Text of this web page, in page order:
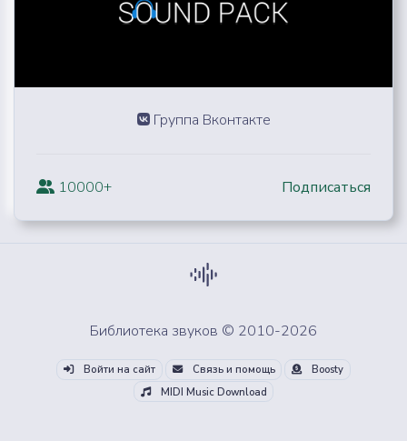
Группа Вконтакте
10000+ Подписаться
Библиотека звуков © 2010-2026
Войти на сайт Связь и помощь
Boosty
MIDI Music Download